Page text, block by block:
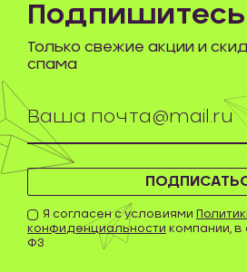
Я согласен с условиями
конфиденциальности компании, в
ФЗ
Только свежие акции и
спама